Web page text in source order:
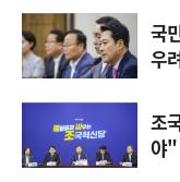
국
우
조
야"